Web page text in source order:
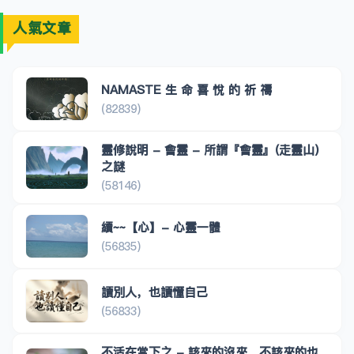
人氣文章
NAMASTE 生 命 喜 悅 的 祈 禱
(82839)
靈修說明 - 會靈 - 所謂『會靈』(走靈山)
之謎
(58146)
續~~【心】- 心靈一體
(56835)
讀別人，也讀懂自己
(56833)